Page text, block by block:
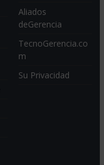
Aliados
deGerencia
TecnoGerencia.co
m
Su Privacidad